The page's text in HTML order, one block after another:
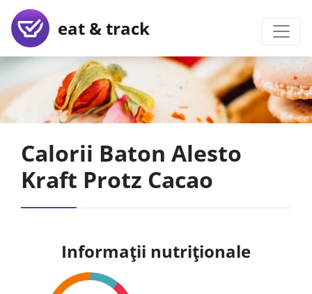
eat & track
Calorii Baton Alesto
Kraft Protz Cacao
Informații nutriționale